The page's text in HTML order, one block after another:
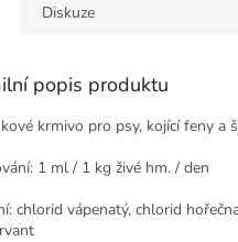
Diskuze
popis produktu
krmivo pro psy, kojící feny a
1 ml / 1 kg živé hm. / den
chlorid vápenatý, chlorid